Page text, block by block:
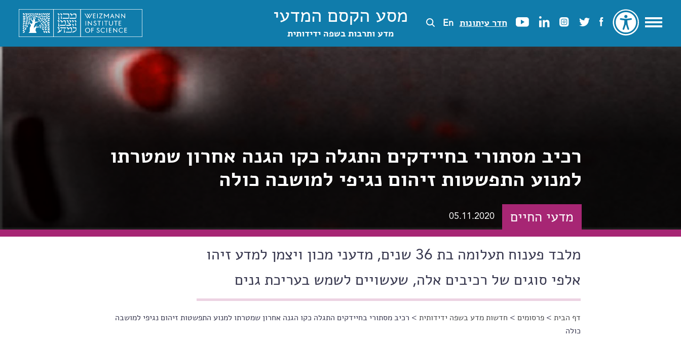
חדר עיתונות En מסע הקסם המדעי
מדע ותרבות בשפה ידידותית
רכיב מסתורי בחיידקים התגלה כקו הגנה אחרון שמטרתו
למנוע התפשטות זיהום נגיפי למושבה כולה
מדעי החיים 05.11.2020
מלבד פענוח תעלומה בת 36 שנים, מדעני מכון ויצמן למדע זיהו
אלפי סוגים של רכיבים אלה, שעשויים לשמש בעריכת גנים
הינך נמצא כאן
דף הבית >פרסומים > חדשות מדע בשפה ידידותית > רכיב מסתורי בחיידקים התגלה כקו הגנה אחרון שמטרתו למנוע התפשטות זיהום נגיפי למושבה
כולה